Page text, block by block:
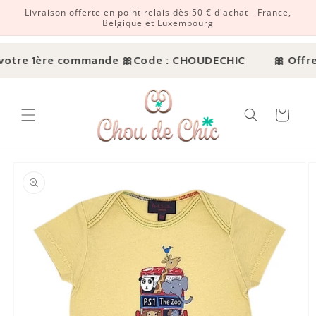
et passer au contenu
Livraison offerte en point relais dès 50 € d'achat - France,
Belgique et Luxembourg
1ère commande 🎀 Code : CHOUDECHIC 🎀 Offre
Panier
informations produits